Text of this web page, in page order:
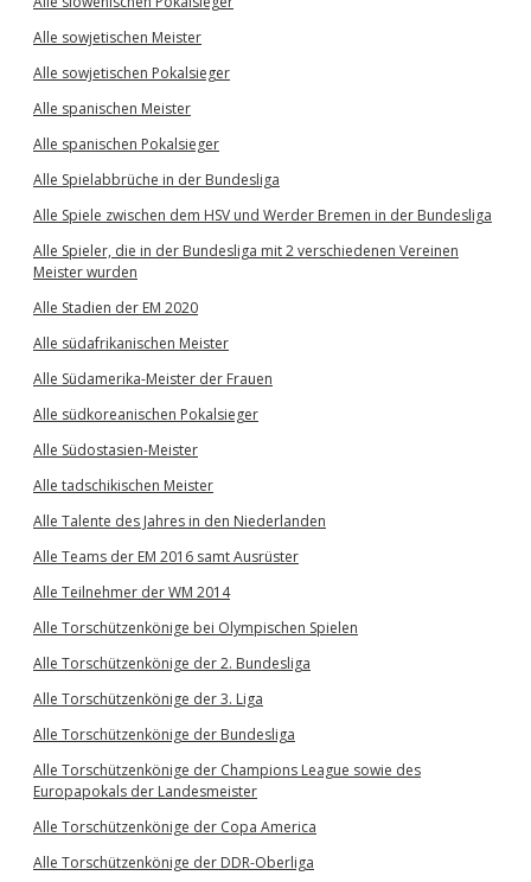
Alle sowjetischen Meister
Alle sowjetischen Pokalsieger
Alle spanischen Meister
Alle spanischen Pokalsieger
Alle Spielabbrüche in der Bundesliga
Alle Spiele zwischen dem HSV und Werder Bremen in der Bundesliga
Alle Spieler, die in der Bundesliga mit 2 verschiedenen Vereinen
Meister wurden
Alle Stadien der EM 2020
Alle südafrikanischen Meister
Alle Südamerika-Meister der Frauen
Alle südkoreanischen Pokalsieger
Alle Südostasien-Meister
Alle tadschikischen Meister
Alle Talente des Jahres in den Niederlanden
Alle Teams der EM 2016 samt Ausrüster
Alle Teilnehmer der WM 2014
Alle Torschützenkönige bei Olympischen Spielen
Alle Torschützenkönige der 2. Bundesliga
Alle Torschützenkönige der 3. Liga
Alle Torschützenkönige der Bundesliga
Alle Torschützenkönige der Champions League sowie des
Europapokals der Landesmeister
Alle Torschützenkönige der Copa America
Alle Torschützenkönige der DDR-Oberliga